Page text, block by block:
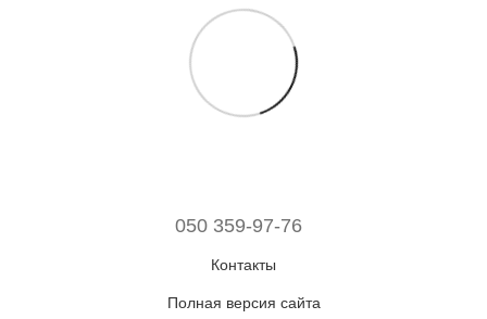
050 359-97-76
Контакты
Полная версия сайта